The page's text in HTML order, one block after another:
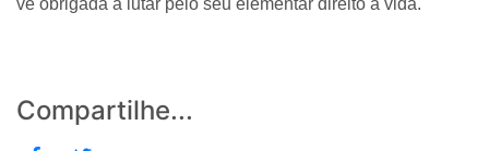
vê obrigada a lutar pelo seu elementar direito à vida.
Compartilhe...